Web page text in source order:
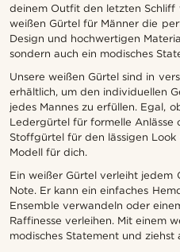
deinem Outfit den letzten Schliff
weißen Gürtel für Männer die
Design und hochwertigen
sondern auch ein modisches
Unsere weißen Gürtel sind in
erhältlich, um den individuellen
jedes Mannes zu erfüllen. Egal,
Ledergürtel für formelle Anlässe
Stoffgürtel für den lässigen
Modell für dich.
Ein weißer Gürtel verleiht jedem
Note. Er kann ein einfaches
Ensemble verwandeln oder
Raffinesse verleihen. Mit einem
modisches Statement und ziehst